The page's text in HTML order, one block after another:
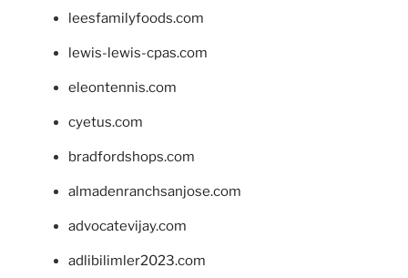
leesfamilyfoods.com
lewis-lewis-cpas.com
eleontennis.com
cyetus.com
bradfordshops.com
almadenranchsanjose.com
advocatevijay.com
adlibilimler2023.com